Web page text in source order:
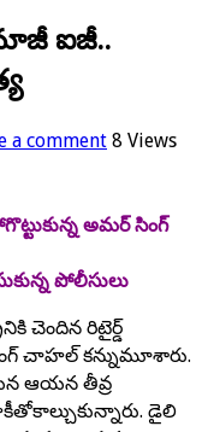
ఐజీ..
a comment 8 Views
అమర్ సింగ్
పోలీసులు
చెందిన రిటైర్డ్
చాహల్ కన్నుమూశారు.
ఆయన తీవ్ర
డైలి